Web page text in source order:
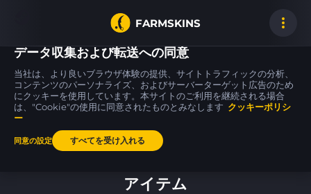
FARMSKINS
34
Five-SeveN
Scrawl MW 44
Desert Eagle
Serpent Strike MW
AK-47
Uncharted
ホーム
アイテム
データ収集および転送への同意
当社は、より良いブラウザ体験の提供、サイトトラフィックの分析、
コンテンツのパーソナライズ、およびサーバーターゲット広告のため
にクッキーを使用しています。本サイトのご利用を継続される場合
は、"Cookie"の使用に同意されたものとみなします クッキーポリシ
ー
同意の設定 すべてを受け入れる